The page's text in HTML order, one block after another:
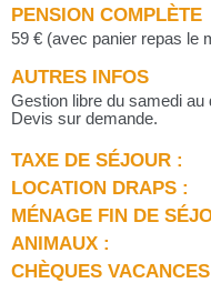
PENSION COMPLÈTE
59 € (avec panier repas le
AUTRES INFOS
Gestion libre du samedi au
Devis sur demande.
TAXE DE SÉJOUR :
LOCATION DRAPS :
MÉNAGE FIN DE
ANIMAUX :
CHÈQUES